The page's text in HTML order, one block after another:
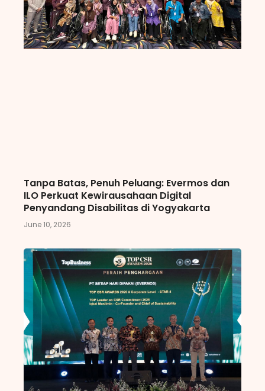
Tanpa Batas, Penuh Peluang: Evermos dan
ILO Perkuat Kewirausahaan Digital
Penyandang Disabilitas di Yogyakarta
June 10, 2026